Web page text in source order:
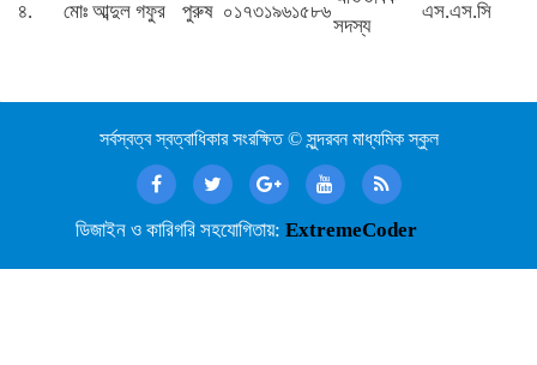
৪.
মোঃ আব্দুল গফুর পুরুষ ০১৭৩১৯৬১৫৮৬
সদস্য
এস.এস.সি
সর্বস্বত্ব স্বত্বাধিকার সংরক্ষিত © সুন্দরবন মাধ্যমিক স্কুল
ডিজাইন ও কারিগরি সহযোগিতায়: ExtremeCoder